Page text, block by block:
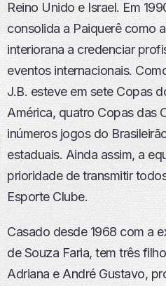
Reino Unido e Israel. Em
consolida a Paiquerê como
interiorana a credenciar
eventos internacionais.
J.B. esteve em sete Copas
América, quatro Copas das
inúmeros jogos do
estaduais. Ainda assim, a
prioridade de transmitir
Esporte Clube.
Casado desde 1968 com a
de Souza Faria, tem três
Adriana e André Gustavo,